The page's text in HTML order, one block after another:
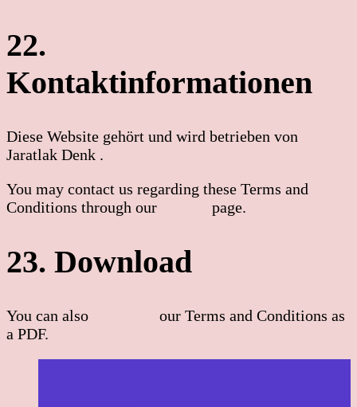
22.
Kontaktinformationen
Diese Website gehört und wird betrieben von
Jaratlak Denk .
You may contact us regarding these Terms and
Conditions through our
page.
23. Download
You can also
our Terms and Conditions as
a PDF.